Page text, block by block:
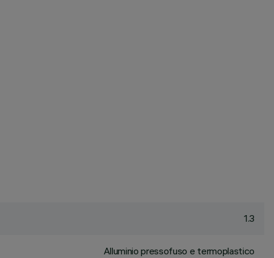
1.3
Alluminio pressofuso e termoplastico